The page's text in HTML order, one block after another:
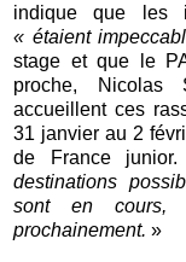
indique que les
« étaient
stage et que le
proche, Nicolas
accueillent ces
31 janvier au 2
de France
destinations
sont en cours,
prochainement.»